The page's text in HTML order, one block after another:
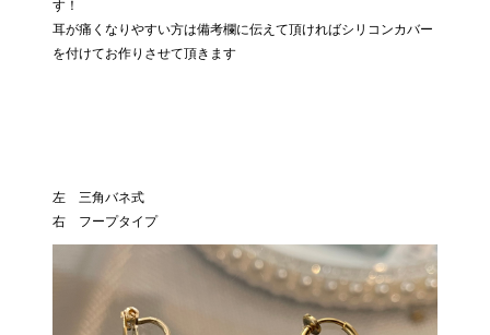
す！
耳が痛くなりやすい方は備考欄に伝えて頂ければシリコンカバー
を付けてお作りさせて頂きます
左 三角バネ式
右 フープタイプ